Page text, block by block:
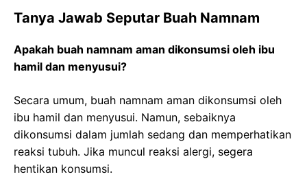
Tanya Jawab Seputar Buah Namnam
Apakah buah namnam aman dikonsumsi oleh ibu
hamil dan menyusui?
Secara umum, buah namnam aman dikonsumsi oleh
ibu hamil dan menyusui. Namun, sebaiknya
dikonsumsi dalam jumlah sedang dan memperhatikan
reaksi tubuh. Jika muncul reaksi alergi, segera
hentikan konsumsi.